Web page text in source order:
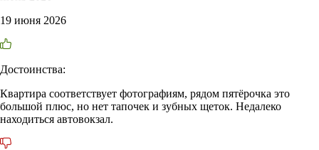
19 июня 2026
Достоинства:
Квартира соответствует фотографиям, рядом пятёрочка это
большой плюс, но нет тапочек и зубных щеток. Недалеко
находиться автовокзал.